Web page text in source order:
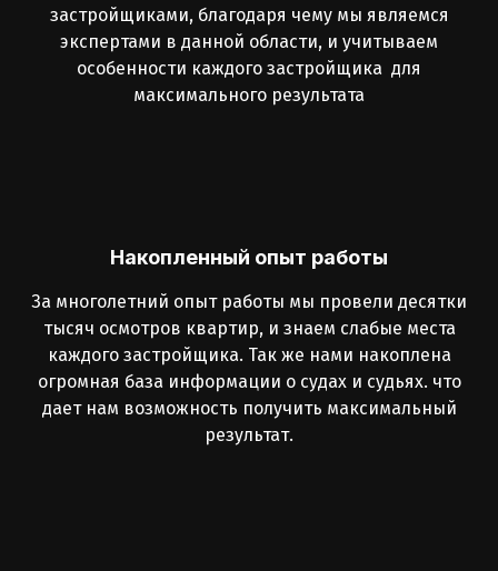
застройщиками, благодаря чему мы являемся
экспертами в данной области, и учитываем
особенности каждого застройщика для
максимального результата
Накопленный опыт работы
За многолетний опыт работы мы провели десятки
тысяч осмотров квартир, и знаем слабые места
каждого застройщика. Так же нами накоплена
огромная база информации о судах и судьях. что
дает нам возможность получить максимальный
результат.